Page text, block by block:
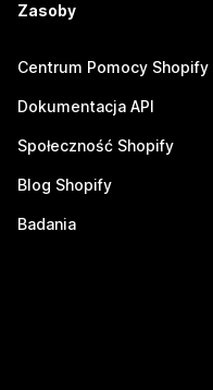
Zasoby
Centrum Pomocy Shopify
Dokumentacja API
Społeczność Shopify
Blog Shopify
Badania